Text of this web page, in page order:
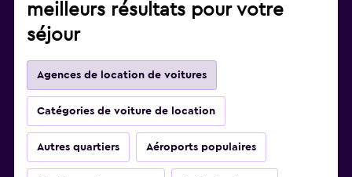
meilleurs résultats pour votre
séjour
Agences de location de voitures
Catégories de voiture de location
Autres quartiers Aéroports populaires